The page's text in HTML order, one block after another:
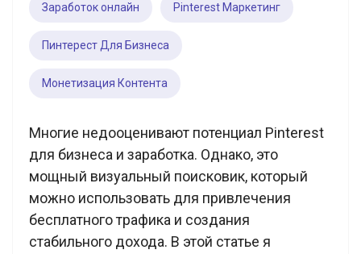
Заработок онлайн Pinterest Маркетинг
Пинтерест Для Бизнеса
Монетизация Контента
Многие недооценивают потенциал Pinterest
для бизнеса и заработка. Однако, это
мощный визуальный поисковик, который
можно использовать для привлечения
бесплатного трафика и создания
стабильного дохода. В этой статье я